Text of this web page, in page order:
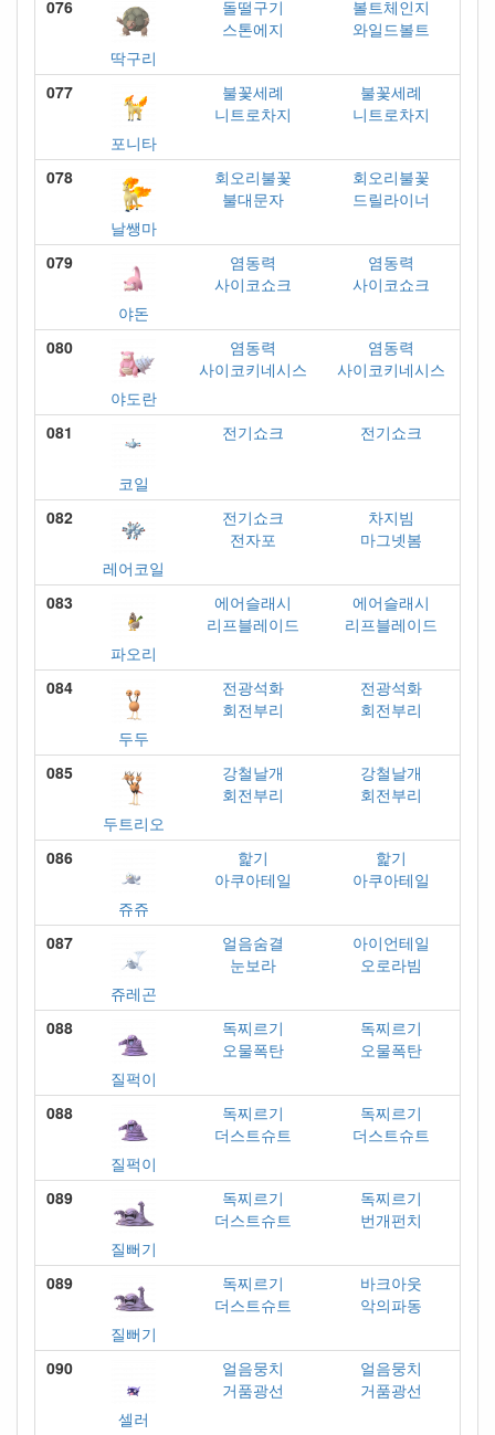
076
딱구리
돌떨구기
스톤에지
볼트체인지
와일드볼트
077
포니타
불꽃세례
니트로차지
불꽃세례
니트로차지
078
날쌩마
회오리불꽃
불대문자
회오리불꽃
드릴라이너
079
야돈
염동력
사이코쇼크
염동력
사이코쇼크
080
야도란
염동력
사이코키네시스
염동력
사이코키네시스
081
코일
전기쇼크 전기쇼크
082
레어코일
전기쇼크
전자포
차지빔
마그넷봄
083
파오리
에어슬래시
리프블레이드
에어슬래시
리프블레이드
084
두두
전광석화
회전부리
전광석화
회전부리
085
두트리오
강철날개
회전부리
강철날개
회전부리
086
쥬쥬
핥기
아쿠아테일
핥기
아쿠아테일
087
쥬레곤
얼음숨결
눈보라
아이언테일
오로라빔
088
질퍽이
독찌르기
오물폭탄
독찌르기
오물폭탄
088
질퍽이
독찌르기
더스트슈트
독찌르기
더스트슈트
089
질뻐기
독찌르기
더스트슈트
독찌르기
번개펀치
089
질뻐기
독찌르기
더스트슈트
바크아웃
악의파동
090
셀러
얼음뭉치
거품광선
얼음뭉치
거품광선